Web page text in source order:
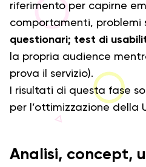
riferimento per capirne
comportamenti, problemi
questionari; test di
la propria audience
prova il servizio).
I risultati di questa fase
per l’ottimizzazione della
Analisi, concept,